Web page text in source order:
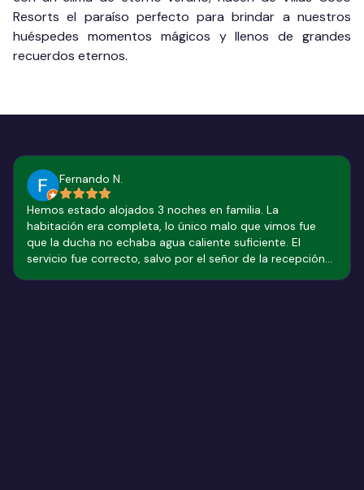
Resorts el paraíso perfecto para brindar a nuestros
huéspedes momentos mágicos y llenos de grandes
recuerdos eternos.
Fernando N.
Hemos estado alojados 3 noches en familia. La
habitación era completa, lo único malo que vimos fue
que la ducha no echaba agua caliente suficiente. El
servicio fue correcto, salvo por el señor de la recepción